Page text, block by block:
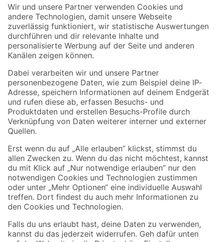
Der toom Newsletter: Keine Angebote und Aktionen mehr verpassen!
Zur Newsletter Anmeldung
Folge uns
Zahlungsarten Versandarten
Sicher einkaufen
Jetzt die toom-App herunterladen
Alle Preisangaben in EUR inkl. gesetzl. MwSt.. Die dargestellten Angebote sind unter